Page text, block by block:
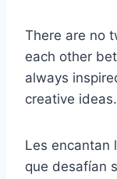
There are no
each other
always
creative ideas.
Les encantan
que desafían